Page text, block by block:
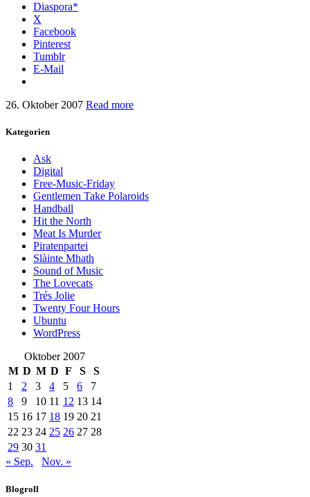
Diaspora*
X
Facebook
Pinterest
Tumblr
E-Mail
26. Oktober 2007 Read more
Kategorien
Ask
Digital
Free-Music-Friday
Gentlemen Take Polaroids
Handball
Hit the North
Meat Is Murder
Piratenpartei
Slàinte Mhath
Sound of Music
The Lovecats
Trés Jolie
Twenty Four Hours
Ubuntu
WordPress
Oktober 2007
M D M D F S
S
1
2 3 4 5 6
7
8
9 10 11 12 13 14
15 16 17 18 19 20 21
22 23 24 25 26 27 28
29 30 31
« Sep.
Nov. »
Blogroll